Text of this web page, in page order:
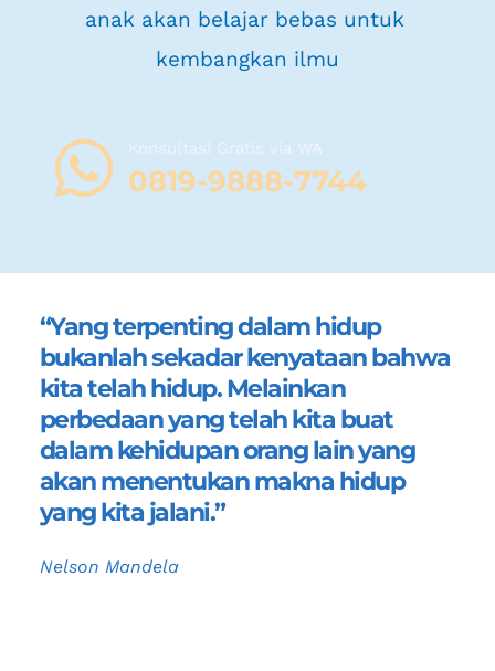
anak akan belajar bebas untuk
kembangkan ilmu
Konsultasi Gratis via WA
0819-9888-7744
“Yang terpenting dalam hidup
bukanlah sekadar kenyataan bahwa
kita telah hidup. Melainkan
perbedaan yang telah kita buat
dalam kehidupan orang lain yang
akan menentukan makna hidup
yang kita jalani.”
Nelson Mandela